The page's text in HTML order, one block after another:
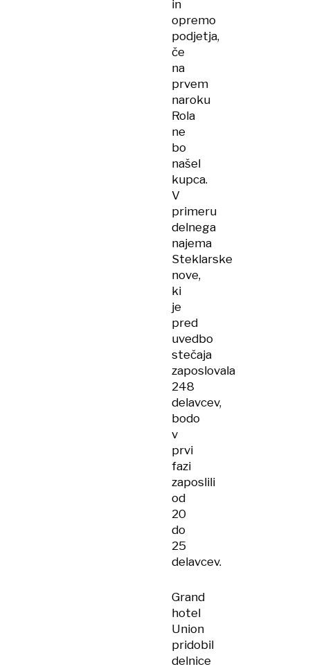
in
opremo
podjetja,
če
na
prvem
naroku
Rola
ne
bo
našel
kupca.
V
primeru
delnega
najema
Steklarske
nove,
ki
je
pred
uvedbo
stečaja
zaposlovala
248
delavcev,
bodo
v
prvi
fazi
zaposlili
od
20
do
25
delavcev.
Grand
hotel
Union
pridobil
delnice